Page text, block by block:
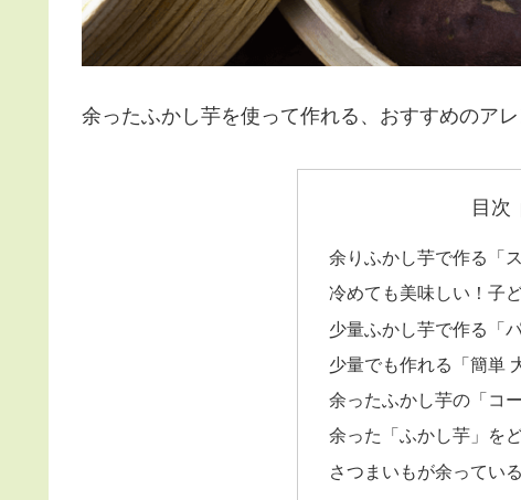
余ったふかし芋を使って作れる、おすすめのアレ
目次
余りふかし芋で作る「
冷めても美味しい！子
少量ふかし芋で作る「
少量でも作れる「簡単
余ったふかし芋の「コ
余った「ふかし芋」を
さつまいもが余ってい